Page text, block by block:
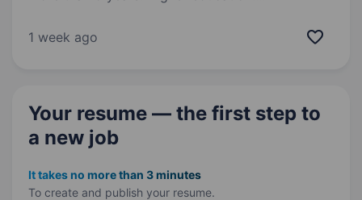
технологічні процеси виготовлення продукції
зокрема технологічні…
1 week ago
Your resume — the first step to
a new job
It takes no more than 3 minutes
To create and publish your resume.